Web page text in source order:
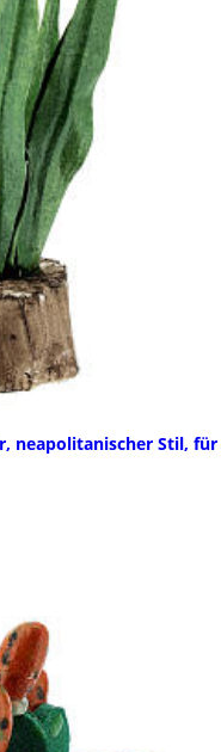
neapolitanischer Stil, für